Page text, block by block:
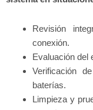
Revisión
conexión.
Evaluación del
Verificación
baterías.
Limpieza y